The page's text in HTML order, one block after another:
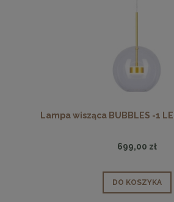
Lampa wisząca BUBBLES -1
699,00 zł
DO KOSZYKA